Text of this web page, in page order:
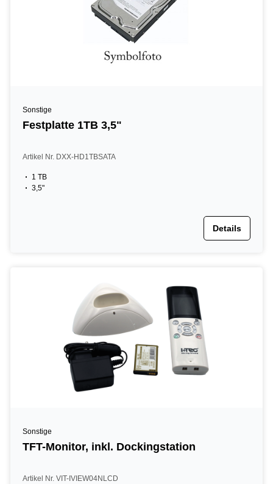
Sonstige
Festplatte 1TB 3,5"
Artikel Nr. DXX-HD1TBSATA
1 TB
3,5"
Details
Sonstige
TFT-Monitor, inkl. Dockingstation
Artikel Nr. VIT-IVIEW04NLCD